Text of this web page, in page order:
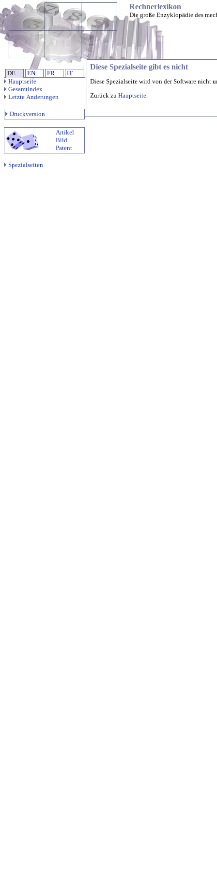
Rechnerlexikon
Die große Enzyklopädie des
DE EN FR
IT
Hauptseite
Gesamtindex
Letzte Änderungen
Druckversion
Artikel
Bild
Patent
Spezialseiten
Diese Spezialseite gibt es nicht
Diese Spezialseite wird von der Software nicht
Zurück zu Hauptseite.